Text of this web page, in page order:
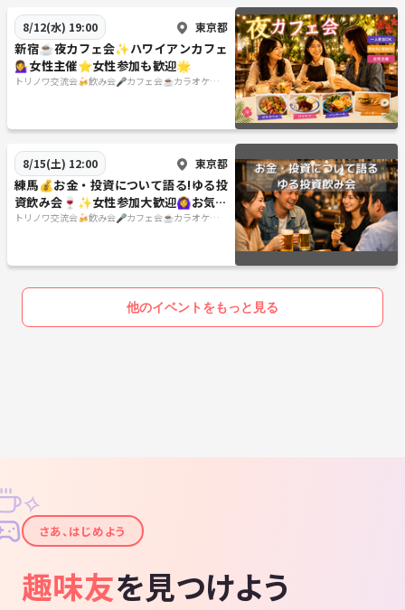
8/12(水) 19:00 東京都
新宿☕夜カフェ会✨ハワイアンカフェ
💁‍♀️女性主催⭐女性参加も歓迎🌟
トリノワ交流会🍻飲み会🎤カフェ会☕️カラオケ会
8/15(土) 12:00 東京都
練馬💰お金・投資について語る!ゆる投
資飲み会🍷✨女性参加大歓迎🙆‍♀️お気軽
1人参加OK
トリノワ交流会🍻飲み会🎤カフェ会☕️カラオケ会
他のイベントをもっと見る
✦
✧
さあ、はじめよう
趣味友を見つけよう